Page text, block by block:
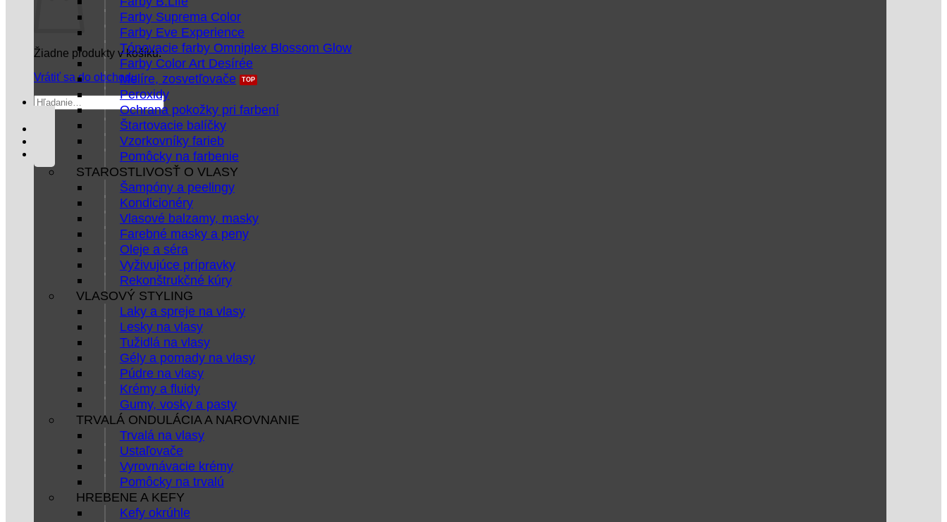
Žiadne produkty v košíku.
Vrátiť sa do obchodu
Hľadať:
Farby Suprema Color
Farby Eve Experience
Tónovacie farby Omniplex Blossom Glow
Farby Color Art Desírée
Melíre, zosvetľovače
Peroxidy
Ochrana pokožky pri farbení
Štartovacie balíčky
Vzorkovníky farieb
Pomôcky na farbenie
STAROSTLIVOSŤ O VLASY
Šampóny a peelingy
Kondicionéry
Vlasové balzamy, masky
Farebné masky a peny
Oleje a séra
Vyživujúce prípravky
Rekonštrukčné kúry
VLASOVÝ STYLING
Laky a spreje na vlasy
Lesky na vlasy
Tužidlá na vlasy
Gély a pomady na vlasy
Púdre na vlasy
Krémy a fluidy
Gumy, vosky a pasty
TRVALÁ ONDULÁCIA A NAROVNANIE
Trvalá na vlasy
Ustaľovače
Vyrovnávacie krémy
Pomôcky na trvalú
HREBENE A KEFY
Kefy okrúhle